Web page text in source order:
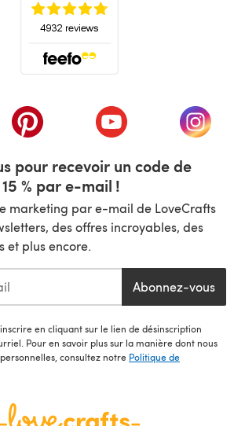
un nouvel onglet)
(s'ouvre dans un nouvel onglet)
(s'ouvre dans un(s'ouvre
pour recevoir un code de
% par e-mail !
marketing par e-mail de LoveCrafts
des offres incroyables, des
et plus encore.
Abonnez-vous
en cliquant sur le lien de désinscription
Pour en savoir plus sur la manière dont nous
consultez notre Politique de